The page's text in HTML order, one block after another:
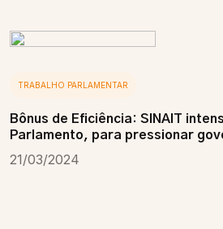
TRABALHO PARLAMENTAR
Bônus de Eficiência: SINAIT
Parlamento, para pressionar
21/03/2024